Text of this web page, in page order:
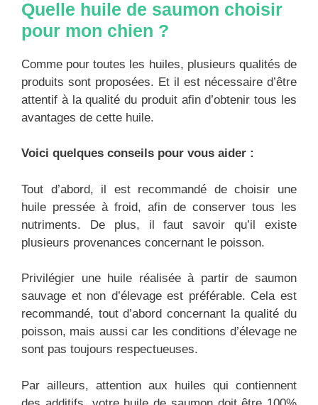
Quelle huile de saumon choisir
pour mon chien ?
Comme pour toutes les huiles, plusieurs qualités de
produits sont proposées. Et il est nécessaire d’être
attentif à la qualité du produit afin d’obtenir tous les
avantages de cette huile.
Voici quelques conseils pour vous aider :
Tout d’abord, il est recommandé de choisir une
huile pressée à froid, afin de conserver tous les
nutriments. De plus, il faut savoir qu’il existe
plusieurs provenances concernant le poisson.
Privilégier une huile réalisée à partir de saumon
sauvage et non d’élevage est préférable. Cela est
recommandé, tout d’abord concernant la qualité du
poisson, mais aussi car les conditions d’élevage ne
sont pas toujours respectueuses.
Par ailleurs, attention aux huiles qui contiennent